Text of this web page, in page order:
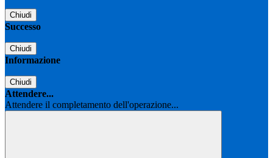
Chiudi
Successo
Chiudi
Informazione
Chiudi
Attendere...
Attendere il completamento dell'operazione...